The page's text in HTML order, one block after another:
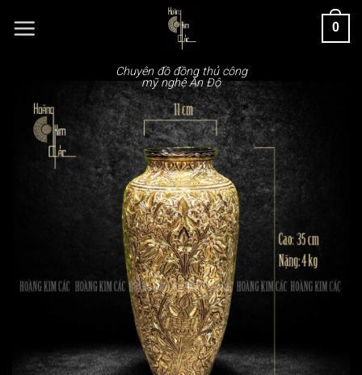
đến
Chuyên đồ đồng thủ công
mỹ nghệ Ấn Độ
0